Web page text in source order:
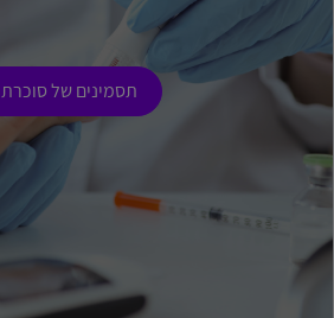
תסמינים של סוכרת